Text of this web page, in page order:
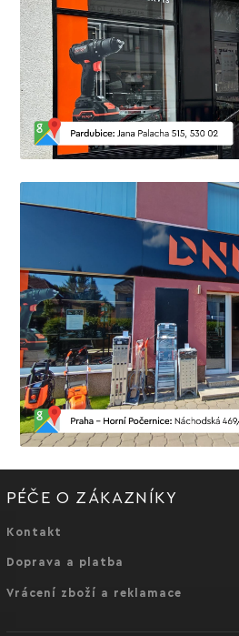
PÉČE O ZÁKAZNÍKY
Kontakt
Doprava a platba
Vrácení zboží a reklamace